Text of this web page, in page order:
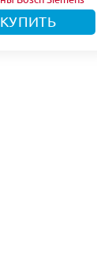
КУПИТЬ